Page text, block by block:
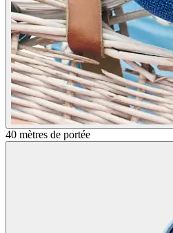
40 mètres de portée